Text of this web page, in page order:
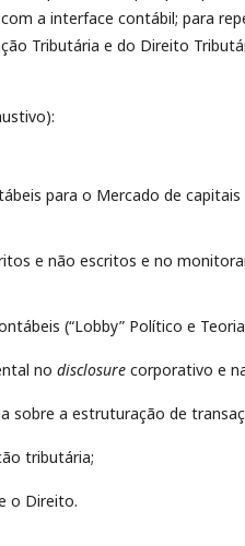
a interface contábil; para
Tributária e do Direito
para o Mercado de
e não escritos e no
(“Lobby” Político e
no disclosure corporativo e
sobre a estruturação de
tributária;
o Direito.